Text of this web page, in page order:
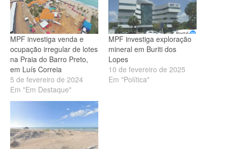
MPF investiga venda e
ocupação irregular de lotes
na Praia do Barro Preto,
em Luís Correia
5 de fevereiro de 2024
Em "Em Destaque"
MPF investiga exploração
mineral em Buriti dos
Lopes
10 de fevereiro de 2025
Em "Política"